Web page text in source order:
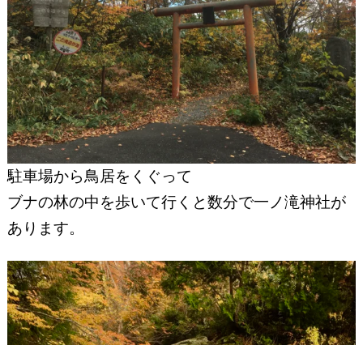
駐車場から鳥居をくぐって
ブナの林の中を歩いて行くと数分で一ノ滝神社が
あります。